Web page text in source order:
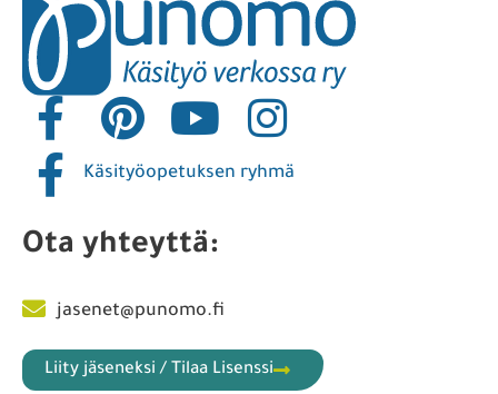
Käsityöopetuksen ryhmä
Ota yhteyttä:
jasenet@punomo.fi
Liity jäseneksi / Tilaa Lisenssi